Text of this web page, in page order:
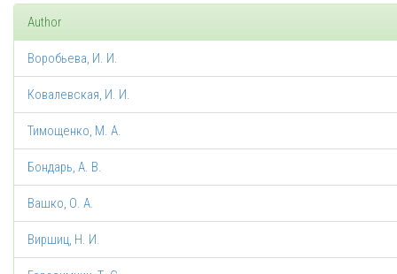
Author
Воробьева, И. И.
Ковалевская, И. И.
Тимощенко, М. А.
Бондарь, А. В.
Вашко, О. А.
Виршиц, Н. И.